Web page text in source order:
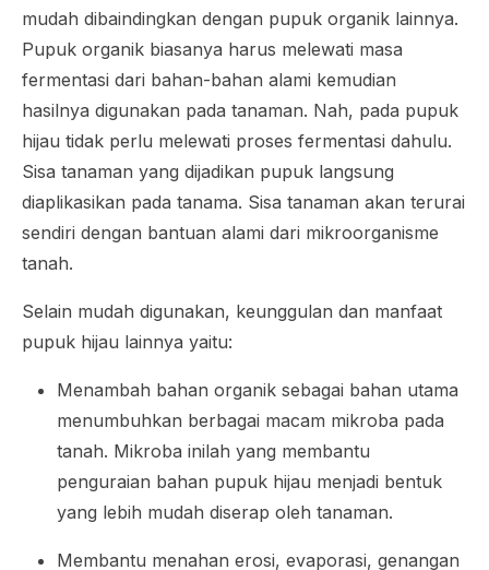
mudah dibaindingkan dengan pupuk organik lainnya.
Pupuk organik biasanya harus melewati masa
fermentasi dari bahan-bahan alami kemudian
hasilnya digunakan pada tanaman. Nah, pada pupuk
hijau tidak perlu melewati proses fermentasi dahulu.
Sisa tanaman yang dijadikan pupuk langsung
diaplikasikan pada tanama. Sisa tanaman akan terurai
sendiri dengan bantuan alami dari mikroorganisme
tanah.
Selain mudah digunakan, keunggulan dan manfaat
pupuk hijau lainnya yaitu:
Menambah bahan organik sebagai bahan utama
menumbuhkan berbagai macam mikroba pada
tanah. Mikroba inilah yang membantu
penguraian bahan pupuk hijau menjadi bentuk
yang lebih mudah diserap oleh tanaman.
Membantu menahan erosi, evaporasi, genangan